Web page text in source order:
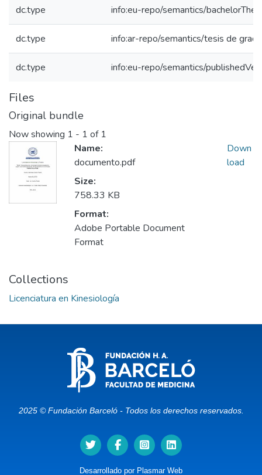
dc.type info:eu-repo/semantics/
dc.type info:ar-repo/semantics/tesis de grado
dc.type info:eu-repo/semantics/
Files
Original bundle
Now showing 1 - 1 of 1
Name:
documento.pdf
Size:
758.33 KB
Format:
Adobe Portable Document
Format
Down
load
Collections
Licenciatura en Kinesiología
2025 © Fundación Barceló - Todos los derechos reservados.
Desarrollado por Plasmar Web